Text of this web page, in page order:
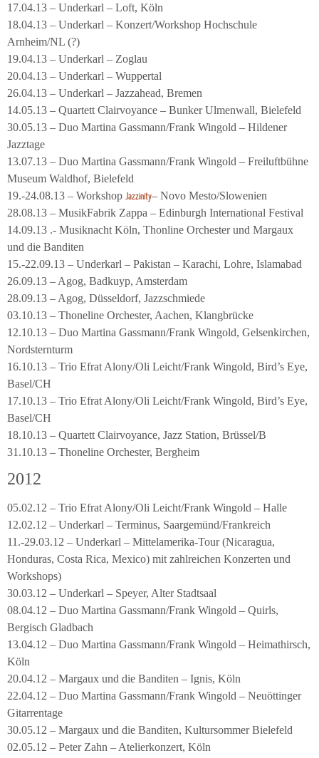
17.04.13 – Underkarl – Loft, Köln
18.04.13 – Underkarl – Konzert/Workshop Hochschule
Arnheim/NL (?)
19.04.13 – Underkarl – Zoglau
20.04.13 – Underkarl – Wuppertal
26.04.13 – Underkarl – Jazzahead, Bremen
14.05.13 – Quartett Clairvoyance – Bunker Ulmenwall, Bielefeld
30.05.13 – Duo Martina Gassmann/Frank Wingold – Hildener
Jazztage
13.07.13 – Duo Martina Gassmann/Frank Wingold – Freiluftbühne
Museum Waldhof, Bielefeld
19.-24.08.13 – Workshop Jazzinity– Novo Mesto/Slowenien
28.08.13 – MusikFabrik Zappa – Edinburgh International Festival
14.09.13 .- Musiknacht Köln, Thonline Orchester und Margaux
und die Banditen
15.-22.09.13 – Underkarl – Pakistan – Karachi, Lohre, Islamabad
26.09.13 – Agog, Badkuyp, Amsterdam
28.09.13 – Agog, Düsseldorf, Jazzschmiede
03.10.13 – Thoneline Orchester, Aachen, Klangbrücke
12.10.13 – Duo Martina Gassmann/Frank Wingold, Gelsenkirchen,
Nordsternturm
16.10.13 – Trio Efrat Alony/Oli Leicht/Frank Wingold, Bird’s Eye,
Basel/CH
17.10.13 – Trio Efrat Alony/Oli Leicht/Frank Wingold, Bird’s Eye,
Basel/CH
18.10.13 – Quartett Clairvoyance, Jazz Station, Brüssel/B
31.10.13 – Thoneline Orchester, Bergheim
2012
05.02.12 – Trio Efrat Alony/Oli Leicht/Frank Wingold – Halle
12.02.12 – Underkarl – Terminus, Saargemünd/Frankreich
11.-29.03.12 – Underkarl – Mittelamerika-Tour (Nicaragua,
Honduras, Costa Rica, Mexico) mit zahlreichen Konzerten und
Workshops)
30.03.12 – Underkarl – Speyer, Alter Stadtsaal
08.04.12 – Duo Martina Gassmann/Frank Wingold – Quirls,
Bergisch Gladbach
13.04.12 – Duo Martina Gassmann/Frank Wingold – Heimathirsch,
Köln
20.04.12 – Margaux und die Banditen – Ignis, Köln
22.04.12 – Duo Martina Gassmann/Frank Wingold – Neuöttinger
Gitarrentage
30.05.12 – Margaux und die Banditen, Kultursommer Bielefeld
02.05.12 – Peter Zahn – Atelierkonzert, Köln